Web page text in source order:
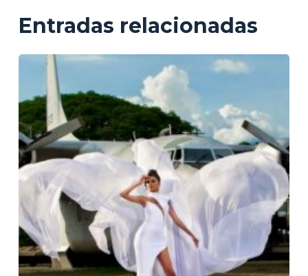
Entradas relacionadas